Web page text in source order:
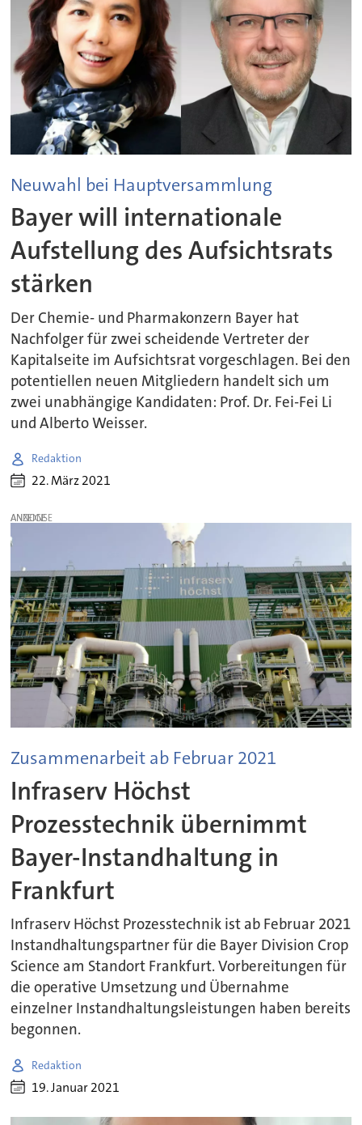
Neuwahl bei Hauptversammlung
Bayer will internationale
Aufstellung des Aufsichtsrats
stärken
Der Chemie- und Pharmakonzern Bayer hat
Nachfolger für zwei scheidende Vertreter der
Kapitalseite im Aufsichtsrat vorgeschlagen. Bei den
potentiellen neuen Mitgliedern handelt sich um
zwei unabhängige Kandidaten: Prof. Dr. Fei-Fei Li
und Alberto Weisser.
Redaktion
22. März 2021
ANZEIGE
Zusammenarbeit ab Februar 2021
Infraserv Höchst
Prozesstechnik übernimmt
Bayer-Instandhaltung in
Frankfurt
Infraserv Höchst Prozesstechnik ist ab Februar 2021
Instandhaltungspartner für die Bayer Division Crop
Science am Standort Frankfurt. Vorbereitungen für
die operative Umsetzung und Übernahme
einzelner Instandhaltungsleistungen haben bereits
begonnen.
Redaktion
19. Januar 2021